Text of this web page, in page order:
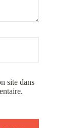
site dans